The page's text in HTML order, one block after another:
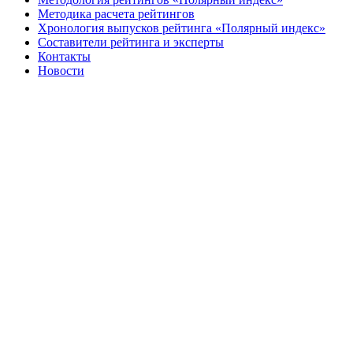
Методика расчета рейтингов
Хронология выпусков рейтинга «Полярный индекс»
Составители рейтинга и эксперты
Контакты
Новости